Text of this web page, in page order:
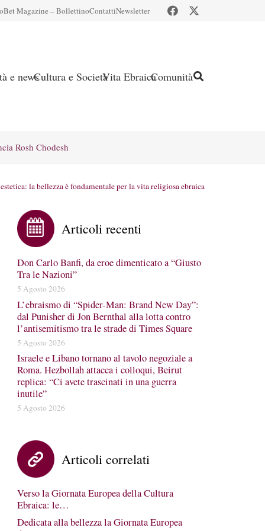
Bet Magazine – BollettinoContattiNewsletter
e newsCultura e SocietàVita EbraicaComunità
Rosh Chodesh
la bellezza è fondamentale per la vita religiosa ebraica
Articoli recenti
Don Carlo Banfi, da eroe dimenticato a “Giusto
Tra le Nazioni”
5 Agosto 2026
L’ebraismo di “Spider-Man: Brand New Day”:
dal Punisher di Jon Bernthal alla lotta contro
l’antisemitismo tra le strade di Times Square
5 Agosto 2026
Israele e Libano tornano al tavolo negoziale a
Roma. Hezbollah attacca i colloqui, Beirut
replica: “Ci avete trascinati in una guerra
inutile”
5 Agosto 2026
Articoli correlati
Verso la Giornata Europea della Cultura
Ebraica: le…
Dedicata alla bellezza la Giornata Europea